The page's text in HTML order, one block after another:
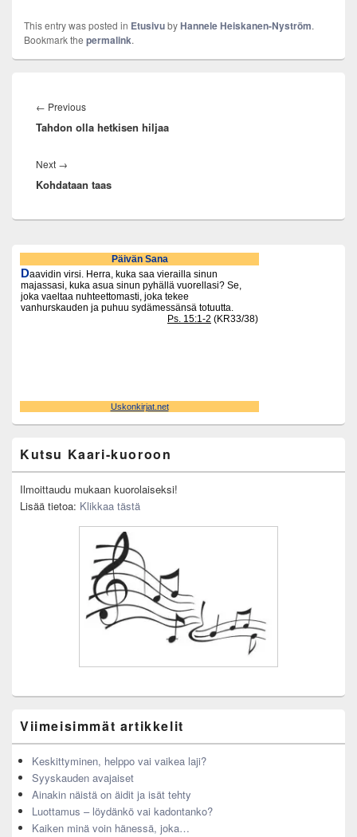
This entry was posted in EtusivubyHannele Heiskanen-Nyström.
Bookmark the permalink.
selaus
← PreviousPrevious
post:
Tahdon olla hetkisen hiljaa
Next →
post:
Kohdataan taas
Primary
Sidebar
Widget
Area
Kutsu Kaari-kuoroon
Ilmoittaudu mukaan kuorolaiseksi!
Lisää tietoa: Klikkaa tästä
Viimeisimmät artikkelit
Keskittyminen, helppo vai vaikea laji?
Syyskauden avajaiset
Ainakin näistä on äidit ja isät tehty
Luottamus – löydänkö vai kadontanko?
Kaiken minä voin hänessä, joka…